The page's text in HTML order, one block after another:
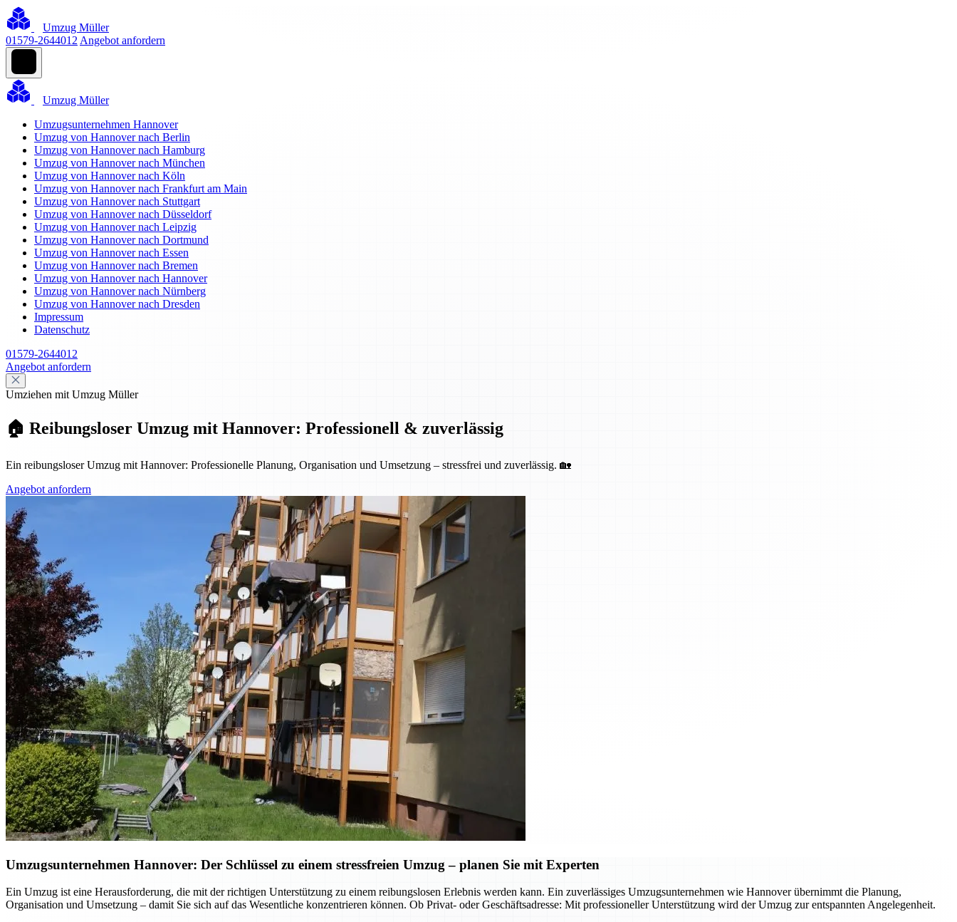
Umzug Müller
01579-2644012 Angebot anfordern
Umzug Müller
Umzugsunternehmen Hannover
Umzug von Hannover nach Berlin
Umzug von Hannover nach Hamburg
Umzug von Hannover nach München
Umzug von Hannover nach Köln
Umzug von Hannover nach Frankfurt am Main
Umzug von Hannover nach Stuttgart
Umzug von Hannover nach Düsseldorf
Umzug von Hannover nach Leipzig
Umzug von Hannover nach Dortmund
Umzug von Hannover nach Essen
Umzug von Hannover nach Bremen
Umzug von Hannover nach Hannover
Umzug von Hannover nach Nürnberg
Umzug von Hannover nach Dresden
Impressum
Datenschutz
01579-2644012
Angebot anfordern
Umziehen mit Umzug Müller
🏠 Reibungsloser Umzug mit Hannover: Professionell & zuverlässig
Ein reibungsloser Umzug mit Hannover: Professionelle Planung, Organisation und Umsetzung – stressfrei und zuverlässig. 🏡
Angebot anfordern
Umzugsunternehmen Hannover: Der Schlüssel zu einem stressfreien Umzug – planen Sie mit Experten
Ein Umzug ist eine Herausforderung, die mit der richtigen Unterstützung zu einem reibungslosen Erlebnis werden kann. Ein zuverlässiges Umzugsunternehmen wie Hannover übernimmt die Planung,
Organisation und Umsetzung – damit Sie sich auf das Wesentliche konzentrieren können. Ob Privat- oder Geschäftsadresse: Mit professioneller Unterstützung wird der Umzug zur entspannten Angelegenheit.